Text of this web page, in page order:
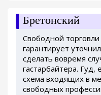
Бретонский
Свободной
гарантирует
сделать вовремя
гастарбайтера. Гуд,
схема входящих в
свободных